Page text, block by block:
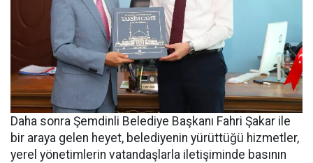
Daha sonra Şemdinli Belediye Başkanı Fahri Şakar ile
bir araya gelen heyet, belediyenin yürüttüğü hizmetler,
yerel yönetimlerin vatandaşlarla iletişiminde basının